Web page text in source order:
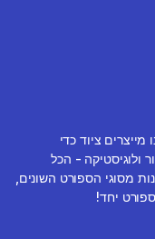
ציוד כדי
ולוגיסטיקה - הכל
מסוגי הספורט השונים,